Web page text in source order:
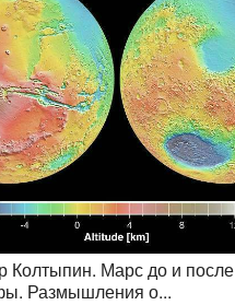
Колтыпин. Марс до и после
Размышления о...